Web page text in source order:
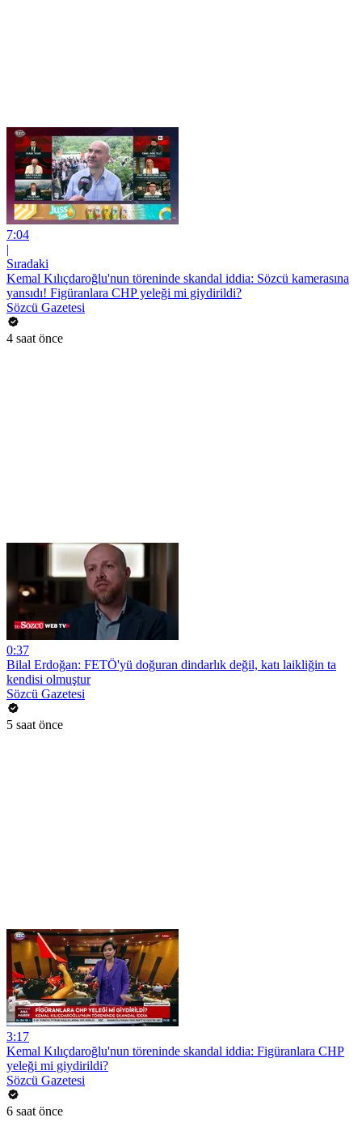
7:04
|
Sıradaki
Kemal Kılıçdaroğlu'nun töreninde skandal iddia: Sözcü kamerasına
yansıdı! Figüranlara CHP yeleği mi giydirildi?
Sözcü Gazetesi
4 saat önce
0:37
Bilal Erdoğan: FETÖ'yü doğuran dindarlık değil, katı laikliğin ta
kendisi olmuştur
Sözcü Gazetesi
5 saat önce
3:17
Kemal Kılıçdaroğlu'nun töreninde skandal iddia: Figüranlara CHP
yeleği mi giydirildi?
Sözcü Gazetesi
6 saat önce